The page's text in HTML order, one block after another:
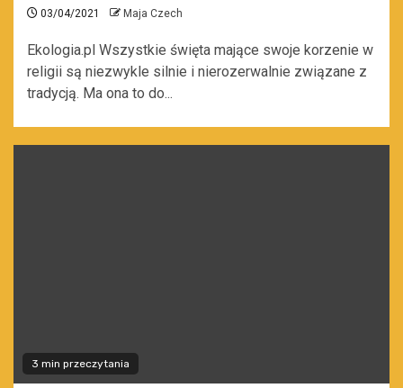
03/04/2021 Maja Czech
Ekologia.pl Wszystkie święta mające swoje korzenie w
religii są niezwykle silnie i nierozerwalnie związane z
tradycją. Ma ona to do...
3 min przeczytania